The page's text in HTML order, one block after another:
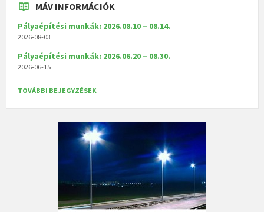
MÁV INFORMÁCIÓK
Pályaépítési munkák: 2026.08.10 – 08.14.
2026-08-03
Pályaépítési munkák: 2026.06.20 – 08.30.
2026-06-15
TOVÁBBI BEJEGYZÉSEK